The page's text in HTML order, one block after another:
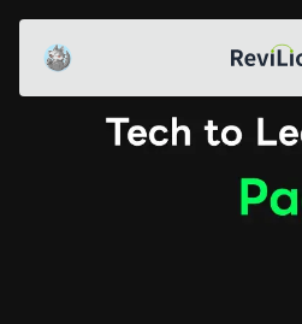
酒井一成(エスイチ) レビ